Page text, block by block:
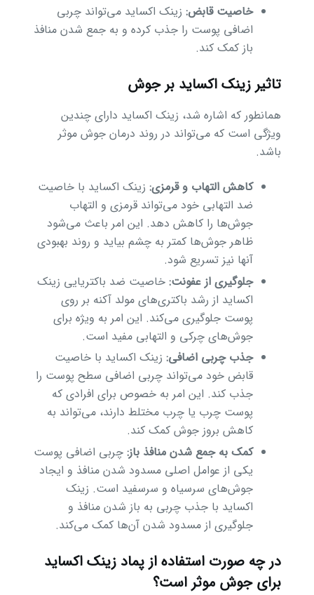
خاصیت قابض:زینک اکساید می‌تواند چربی
اضافی پوست را جذب کرده و به جمع شدن منافذ
باز کمک کند.
تاثیر زینک اکساید بر جوش
همانطور که اشاره شد، زینک اکساید دارای چندین
ویژگی است که می‌تواند در روند درمان جوش موثر
باشد.
کاهش التهاب و قرمزی:زینک اکساید با خاصیت
ضد التهابی خود می‌تواند قرمزی و التهاب
جوش‌ها را کاهش دهد. این امر باعث می‌شود
ظاهر جوش‌ها کمتر به چشم بیاید و روند بهبودی
آنها نیز تسریع شود.
جلوگیری از عفونت:خاصیت ضد باکتریایی زینک
اکساید از رشد باکتری‌های مولد آکنه بر روی
پوست جلوگیری می‌کند. این امر به ویژه برای
جوش‌های چرکی و التهابی مفید است.
جذب چربی اضافی:زینک اکساید با خاصیت
قابض خود می‌تواند چربی اضافی سطح پوست را
جذب کند. این امر به خصوص برای افرادی که
پوست چرب یا چرب مختلط دارند، می‌تواند به
کاهش بروز جوش کمک کند.
کمک به جمع شدن منافذ باز:چربی اضافی پوست
یکی از عوامل اصلی مسدود شدن منافذ و ایجاد
جوش‌های سرسیاه و سرسفید است. زینک
اکساید با جذب چربی به باز شدن منافذ و
جلوگیری از مسدود شدن آن‌ها کمک می‌کند.
در چه صورت استفاده از پماد زینک اکساید
برای جوش موثر است؟